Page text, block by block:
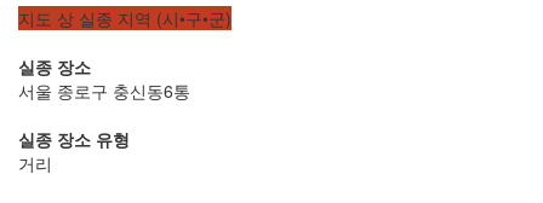
지도 상 실종 지역 (시•구•군)
실종 장소
서울 종로구 충신동6통
실종 장소 유형
거리